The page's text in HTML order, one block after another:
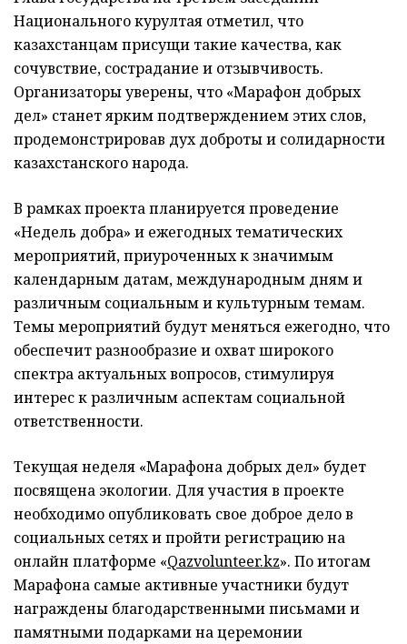
Национального курултая отметил, что
казахстанцам присущи такие качества, как
сочувствие, сострадание и отзывчивость.
Организаторы уверены, что «Марафон добрых
дел» станет ярким подтверждением этих слов,
продемонстрировав дух доброты и солидарности
казахстанского народа.
В рамках проекта планируется проведение
«Недель добра» и ежегодных тематических
мероприятий, приуроченных к значимым
календарным датам, международным дням и
различным социальным и культурным темам.
Темы мероприятий будут меняться ежегодно, что
обеспечит разнообразие и охват широкого
спектра актуальных вопросов, стимулируя
интерес к различным аспектам социальной
ответственности.
Текущая неделя «Марафона добрых дел» будет
посвящена экологии. Для участия в проекте
необходимо опубликовать свое доброе дело в
социальных сетях и пройти регистрацию на
онлайн платформе «Qazvolunteer.kz». По итогам
Марафона самые активные участники будут
награждены благодарственными письмами и
памятными подарками на церемонии